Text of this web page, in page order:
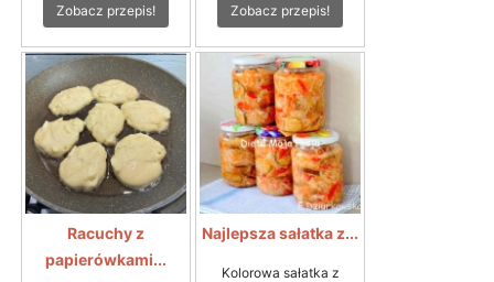
Zobacz przepis!
Zobacz przepis!
Racuchy z
papierówkami...
Najlepsza sałatka z...
Kolorowa sałatka z